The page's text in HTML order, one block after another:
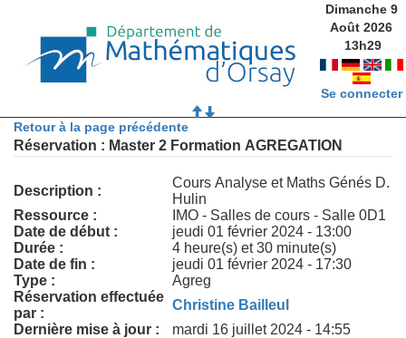
Dimanche 9
Août 2026
13h29
Se connecter
Retour à la page précédente
Réservation : Master 2 Formation AGREGATION
Description :
Cours Analyse et Maths Génés D.
Hulin
Ressource :
IMO - Salles de cours - Salle 0D1
Date de début :
jeudi 01 février 2024 - 13:00
Durée :
4 heure(s) et 30 minute(s)
Date de fin :
jeudi 01 février 2024 - 17:30
Type :
Agreg
Réservation effectuée
par :
Christine Bailleul
Dernière mise à jour :
mardi 16 juillet 2024 - 14:55